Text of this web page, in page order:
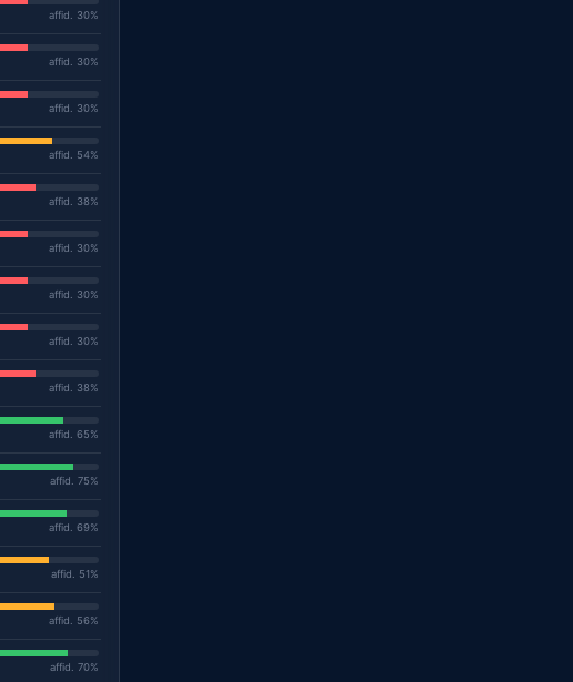
affid. 30%
affid. 30%
affid. 30%
affid. 54%
affid. 38%
affid. 30%
affid. 30%
affid. 30%
affid. 38%
affid. 65%
affid. 75%
affid. 69%
affid. 51%
affid. 56%
affid. 70%